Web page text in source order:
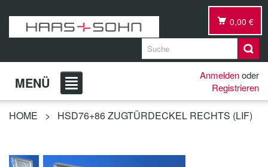
0,00 €
MENÜ Anmeldenoder
Registrieren
HOME > HSD76+86 ZUGTÜRDECKEL RECHTS (LIF)